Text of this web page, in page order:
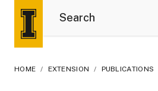
HOME / EXTENSION / PUBLICATIONS